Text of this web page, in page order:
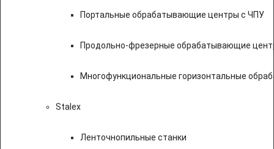
Портальные обрабатывающие центры с ЧПУ
Продольно-фрезерные обрабатывающие
Многофункциональные горизонтальные
Stalex
Ленточнопильные станки